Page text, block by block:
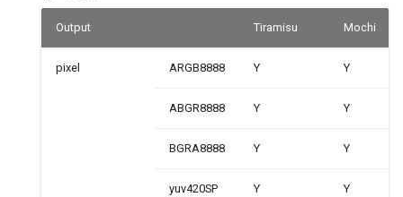
Output Tiramisu Mochi
pixel ARGB8888 Y Y
ABGR8888 Y Y
BGRA8888 Y Y
yuv420SP
Y Y